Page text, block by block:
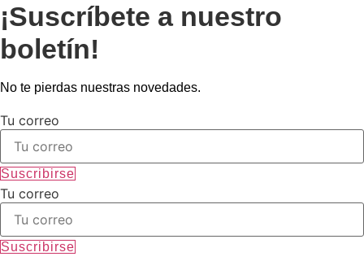
¡Suscríbete a nuestro
boletín!
No te pierdas nuestras novedades.
Tu correo
Suscribirse
Tu correo
Suscribirse